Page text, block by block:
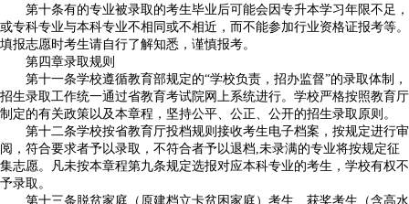
第十条有的专业被录取的考生毕业后可能会因专升本学习年限不足，
或专科专业与本科专业不相同或不相近，而不能参加行业资格证报考等。
填报志愿时考生请自行了解知悉，谨慎报考。
第四章录取规则
第十一条学校遵循教育部规定的“学校负责，招办监督”的录取体制，
招生录取工作统一通过省教育考试院网上系统进行。学校严格按照教育厅
制定的有关政策以及本章程，坚持公平、公正、公开的招生录取原则。
第十二条学校按省教育厅投档规则接收考生电子档案，按规定进行审
阅，符合要求者予以录取，不符合者予以退档,未录满的专业将按规定征
集志愿。凡未按本章程第九条规定选报对应本科专业的考生，学校有权不
予录取。
第十三条脱贫家庭（原建档立卡贫困家庭）考生、获奖考生（含高水